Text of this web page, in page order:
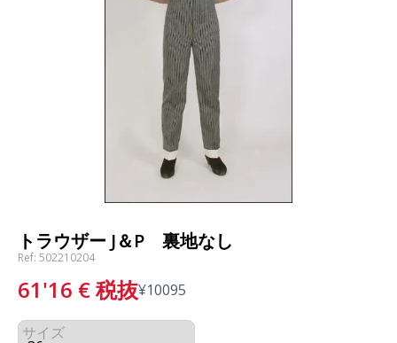
トラウザー J＆P 裏地なし
Ref: 502210204
61'16 €税抜¥10095
サイズ